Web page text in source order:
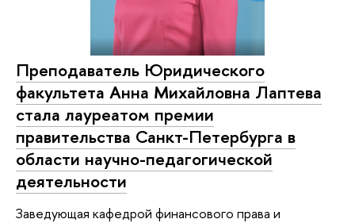
Преподаватель Юридического
факультета Анна Михайловна Лаптева
стала лауреатом премии
правительства Санкт-Петербурга в
области научно-педагогической
деятельности
Заведующая кафедрой финансового права и